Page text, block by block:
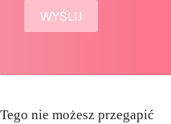
Tego nie możesz przegapić